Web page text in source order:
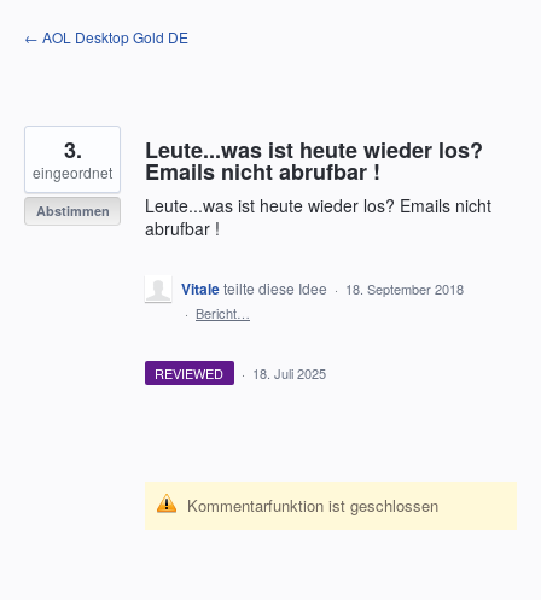
Zum
Inhalt
← AOL Desktop Gold DE
Leute...was ist heute wieder los?
Emails nicht abrufbar !
Leute...was ist heute wieder los? Emails nicht
abrufbar !
3.
eingeordnet
Abstimmen
Vitaleteilte diese Idee · 18. September 2018
· Bericht…
REVIEWED · 18. Juli 2025
Kommentarfunktion ist geschlossen